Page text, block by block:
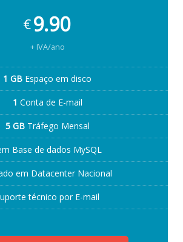
€9.90
+ IVA/ano
1 GB Espaço em disco
1 Conta de E-mail
5 GBTráfego Mensal
Base de dados MySQL
em Datacenter Nacional
técnico por E-mail